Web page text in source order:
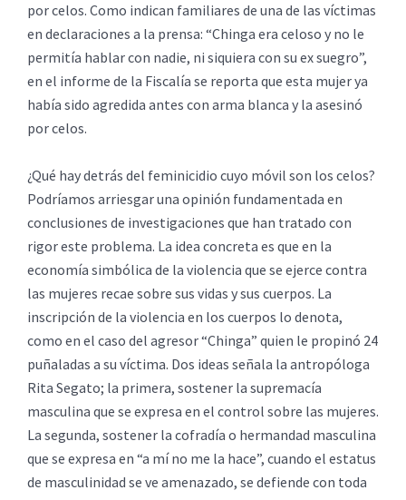
por celos. Como indican familiares de una de las víctimas
en declaraciones a la prensa: “Chinga era celoso y no le
permitía hablar con nadie, ni siquiera con su ex suegro”,
en el informe de la Fiscalía se reporta que esta mujer ya
había sido agredida antes con arma blanca y la asesinó
por celos.
¿Qué hay detrás del feminicidio cuyo móvil son los celos?
Podríamos arriesgar una opinión fundamentada en
conclusiones de investigaciones que han tratado con
rigor este problema. La idea concreta es que en la
economía simbólica de la violencia que se ejerce contra
las mujeres recae sobre sus vidas y sus cuerpos. La
inscripción de la violencia en los cuerpos lo denota,
como en el caso del agresor “Chinga” quien le propinó 24
puñaladas a su víctima. Dos ideas señala la antropóloga
Rita Segato; la primera, sostener la supremacía
masculina que se expresa en el control sobre las mujeres.
La segunda, sostener la cofradía o hermandad masculina
que se expresa en “a mí no me la hace”, cuando el estatus
de masculinidad se ve amenazado, se defiende con toda